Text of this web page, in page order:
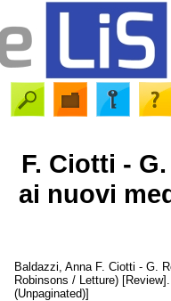
F. Ciotti -
ai nuovi
Baldazzi, Anna F. Ciotti - G.
Robinsons / Letture) [Review].
(Unpaginated)]